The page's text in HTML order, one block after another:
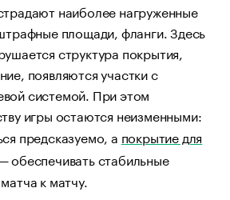
наиболее нагруженные
площади, фланги. Здесь
структура покрытия,
появляются участки с
системой. При этом
игры остаются неизменными:
предсказуемо, а покрытие для
обеспечивать стабильные
к матчу.